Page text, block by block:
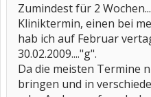
Zumindest für 2
Kliniktermin, einen bei
hab ich auf Februar
30.02.2009...."g".
Da die meisten Termine
bringen und in